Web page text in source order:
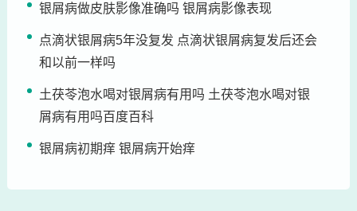
银屑病做皮肤影像准确吗 银屑病影像表现
点滴状银屑病5年没复发 点滴状银屑病复发后还会
和以前一样吗
土茯苓泡水喝对银屑病有用吗 土茯苓泡水喝对银
屑病有用吗百度百科
银屑病初期痒 银屑病开始痒